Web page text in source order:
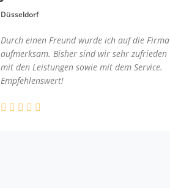
Düsseldorf
Durch einen Freund wurde ich auf die Firma
aufmerksam. Bisher sind wir sehr zufrieden
mit den Leistungen sowie mit dem Service.
Empfehlenswert!